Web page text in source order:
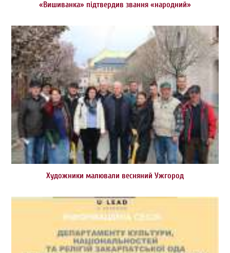
«Вишиванка» підтвердив звання «народний»
Художники малювали весняний Ужгород